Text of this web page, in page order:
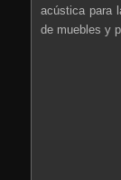
acústica para
de muebles y